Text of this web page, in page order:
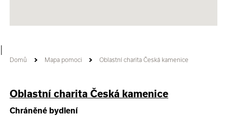
Domů Mapa pomoci Oblastní charita Česká kamenice
Oblastní charita Česká kamenice
Chráněné bydlení